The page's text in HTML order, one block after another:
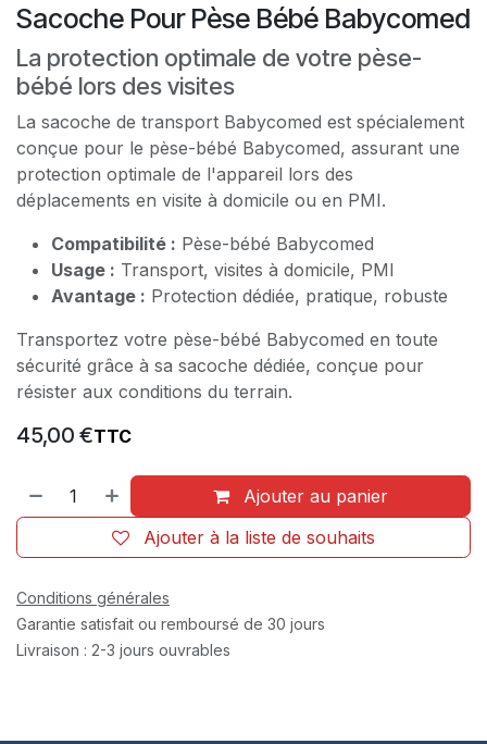
Sacoche Pour Pèse Bébé Babycomed
La protection optimale de votre pèse-
bébé lors des visites
La sacoche de transport Babycomed est spécialement
conçue pour le pèse-bébé Babycomed, assurant une
protection optimale de l'appareil lors des
déplacements en visite à domicile ou en PMI.
Compatibilité : Pèse-bébé Babycomed
Usage : Transport, visites à domicile, PMI
Avantage : Protection dédiée, pratique, robuste
Transportez votre pèse-bébé Babycomed en toute
sécurité grâce à sa sacoche dédiée, conçue pour
résister aux conditions du terrain.
45,00 €TTC
Ajouter au panier
Ajouter à la liste de souhaits
Conditions générales
Garantie satisfait ou remboursé de 30 jours
Livraison : 2-3 jours ouvrables